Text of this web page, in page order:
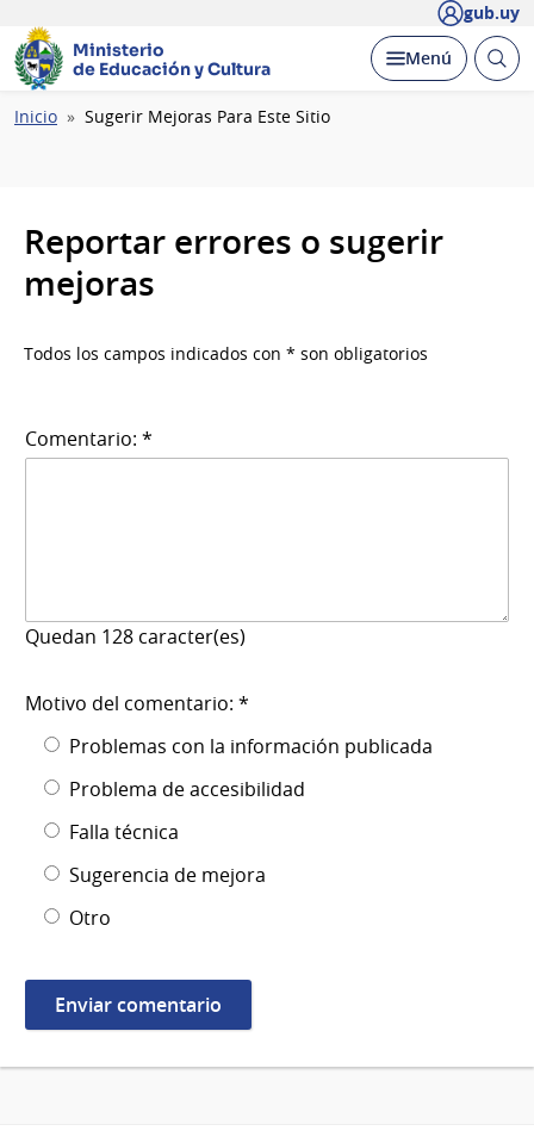
gub.uy
Ministerio
de Educación y Cultura
Desplegar
Menú Abrir
Ruta
Inicio Sugerir Mejoras Para Este Sitio
Reportar errores o sugerir
mejoras
Todos los campos indicados con * son obligatorios
Comentario: *
Quedan 128 caracter(es)
Motivo del comentario: *
Problemas con la información publicada
Problema de accesibilidad
Falla técnica
Sugerencia de mejora
Otro